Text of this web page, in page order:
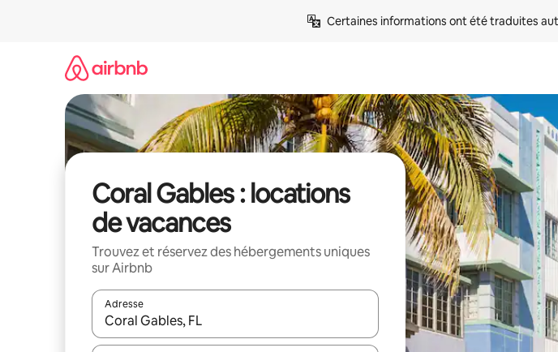
Certaines informations ont été traduites
Coral Gables : locations
de vacances
Trouvez et réservez des hébergements uniques
sur Airbnb
Adresse
Lorsque les résultats s'affichent, utilisez les flèches vers le haut et vers le bas pour les